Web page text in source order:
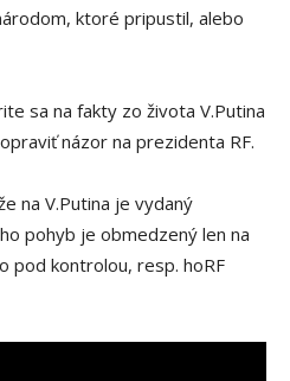
ktoré pripustil, alebo
sa na fakty zo života V.Putina
názor na prezidenta RF.
na V.Putina je vydaný
pohyb je obmedzený len na
pod kontrolou, resp. hoRF